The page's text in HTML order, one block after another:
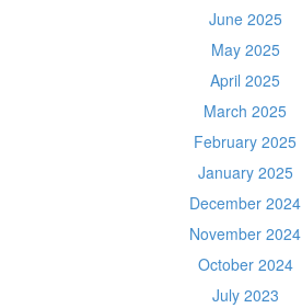
June 2025
May 2025
April 2025
March 2025
February 2025
January 2025
December 2024
November 2024
October 2024
July 2023